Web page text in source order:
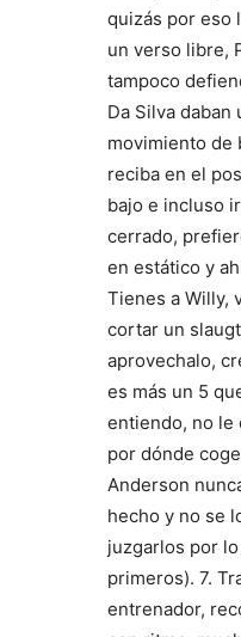
quizás por eso
un verso libre,
tampoco
Da Silva
movimiento de
reciba en el
bajo e incluso
cerrado,
en estático y
Tienes a Willy,
cortar un
aprovechalo,
es más un 5
entiendo, no le
por dónde
Anderson
hecho y no se
juzgarlos por
primeros). 7.
entrenador,